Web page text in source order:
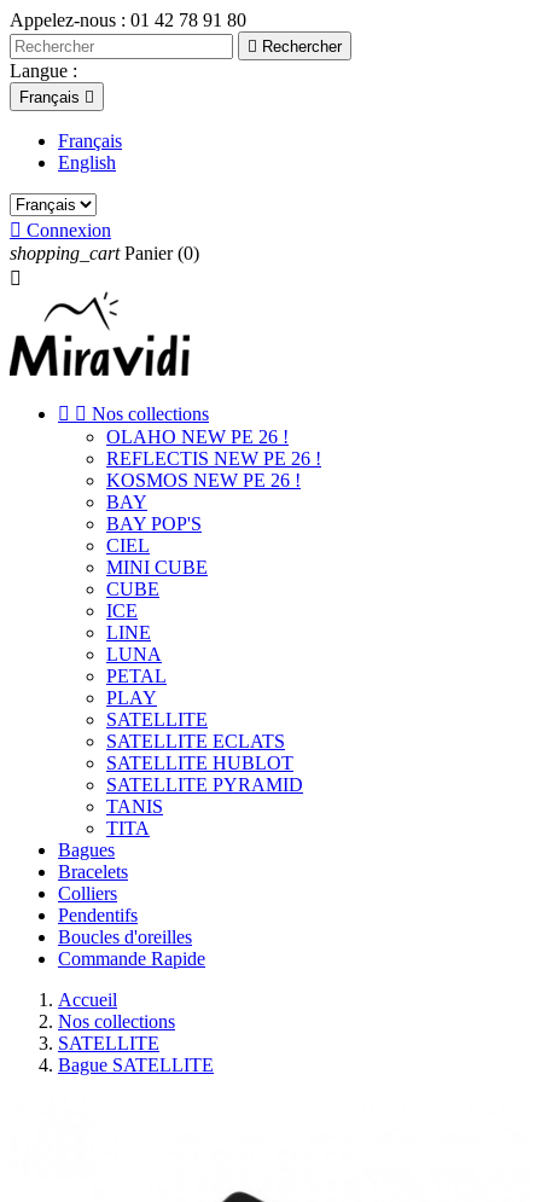
Appelez-nous : 01 42 78 91 80
 Rechercher
Langue :
Français 
Français
English
 Connexion
shopping_cart Panier (0)

  Nos collections
OLAHO NEW PE 26 !
REFLECTIS NEW PE 26 !
KOSMOS NEW PE 26 !
BAY
BAY POP'S
CIEL
MINI CUBE
CUBE
ICE
LINE
LUNA
PETAL
PLAY
SATELLITE
SATELLITE ECLATS
SATELLITE HUBLOT
SATELLITE PYRAMID
TANIS
TITA
Bagues
Bracelets
Colliers
Pendentifs
Boucles d'oreilles
Commande Rapide
Accueil
Nos collections
SATELLITE
Bague SATELLITE